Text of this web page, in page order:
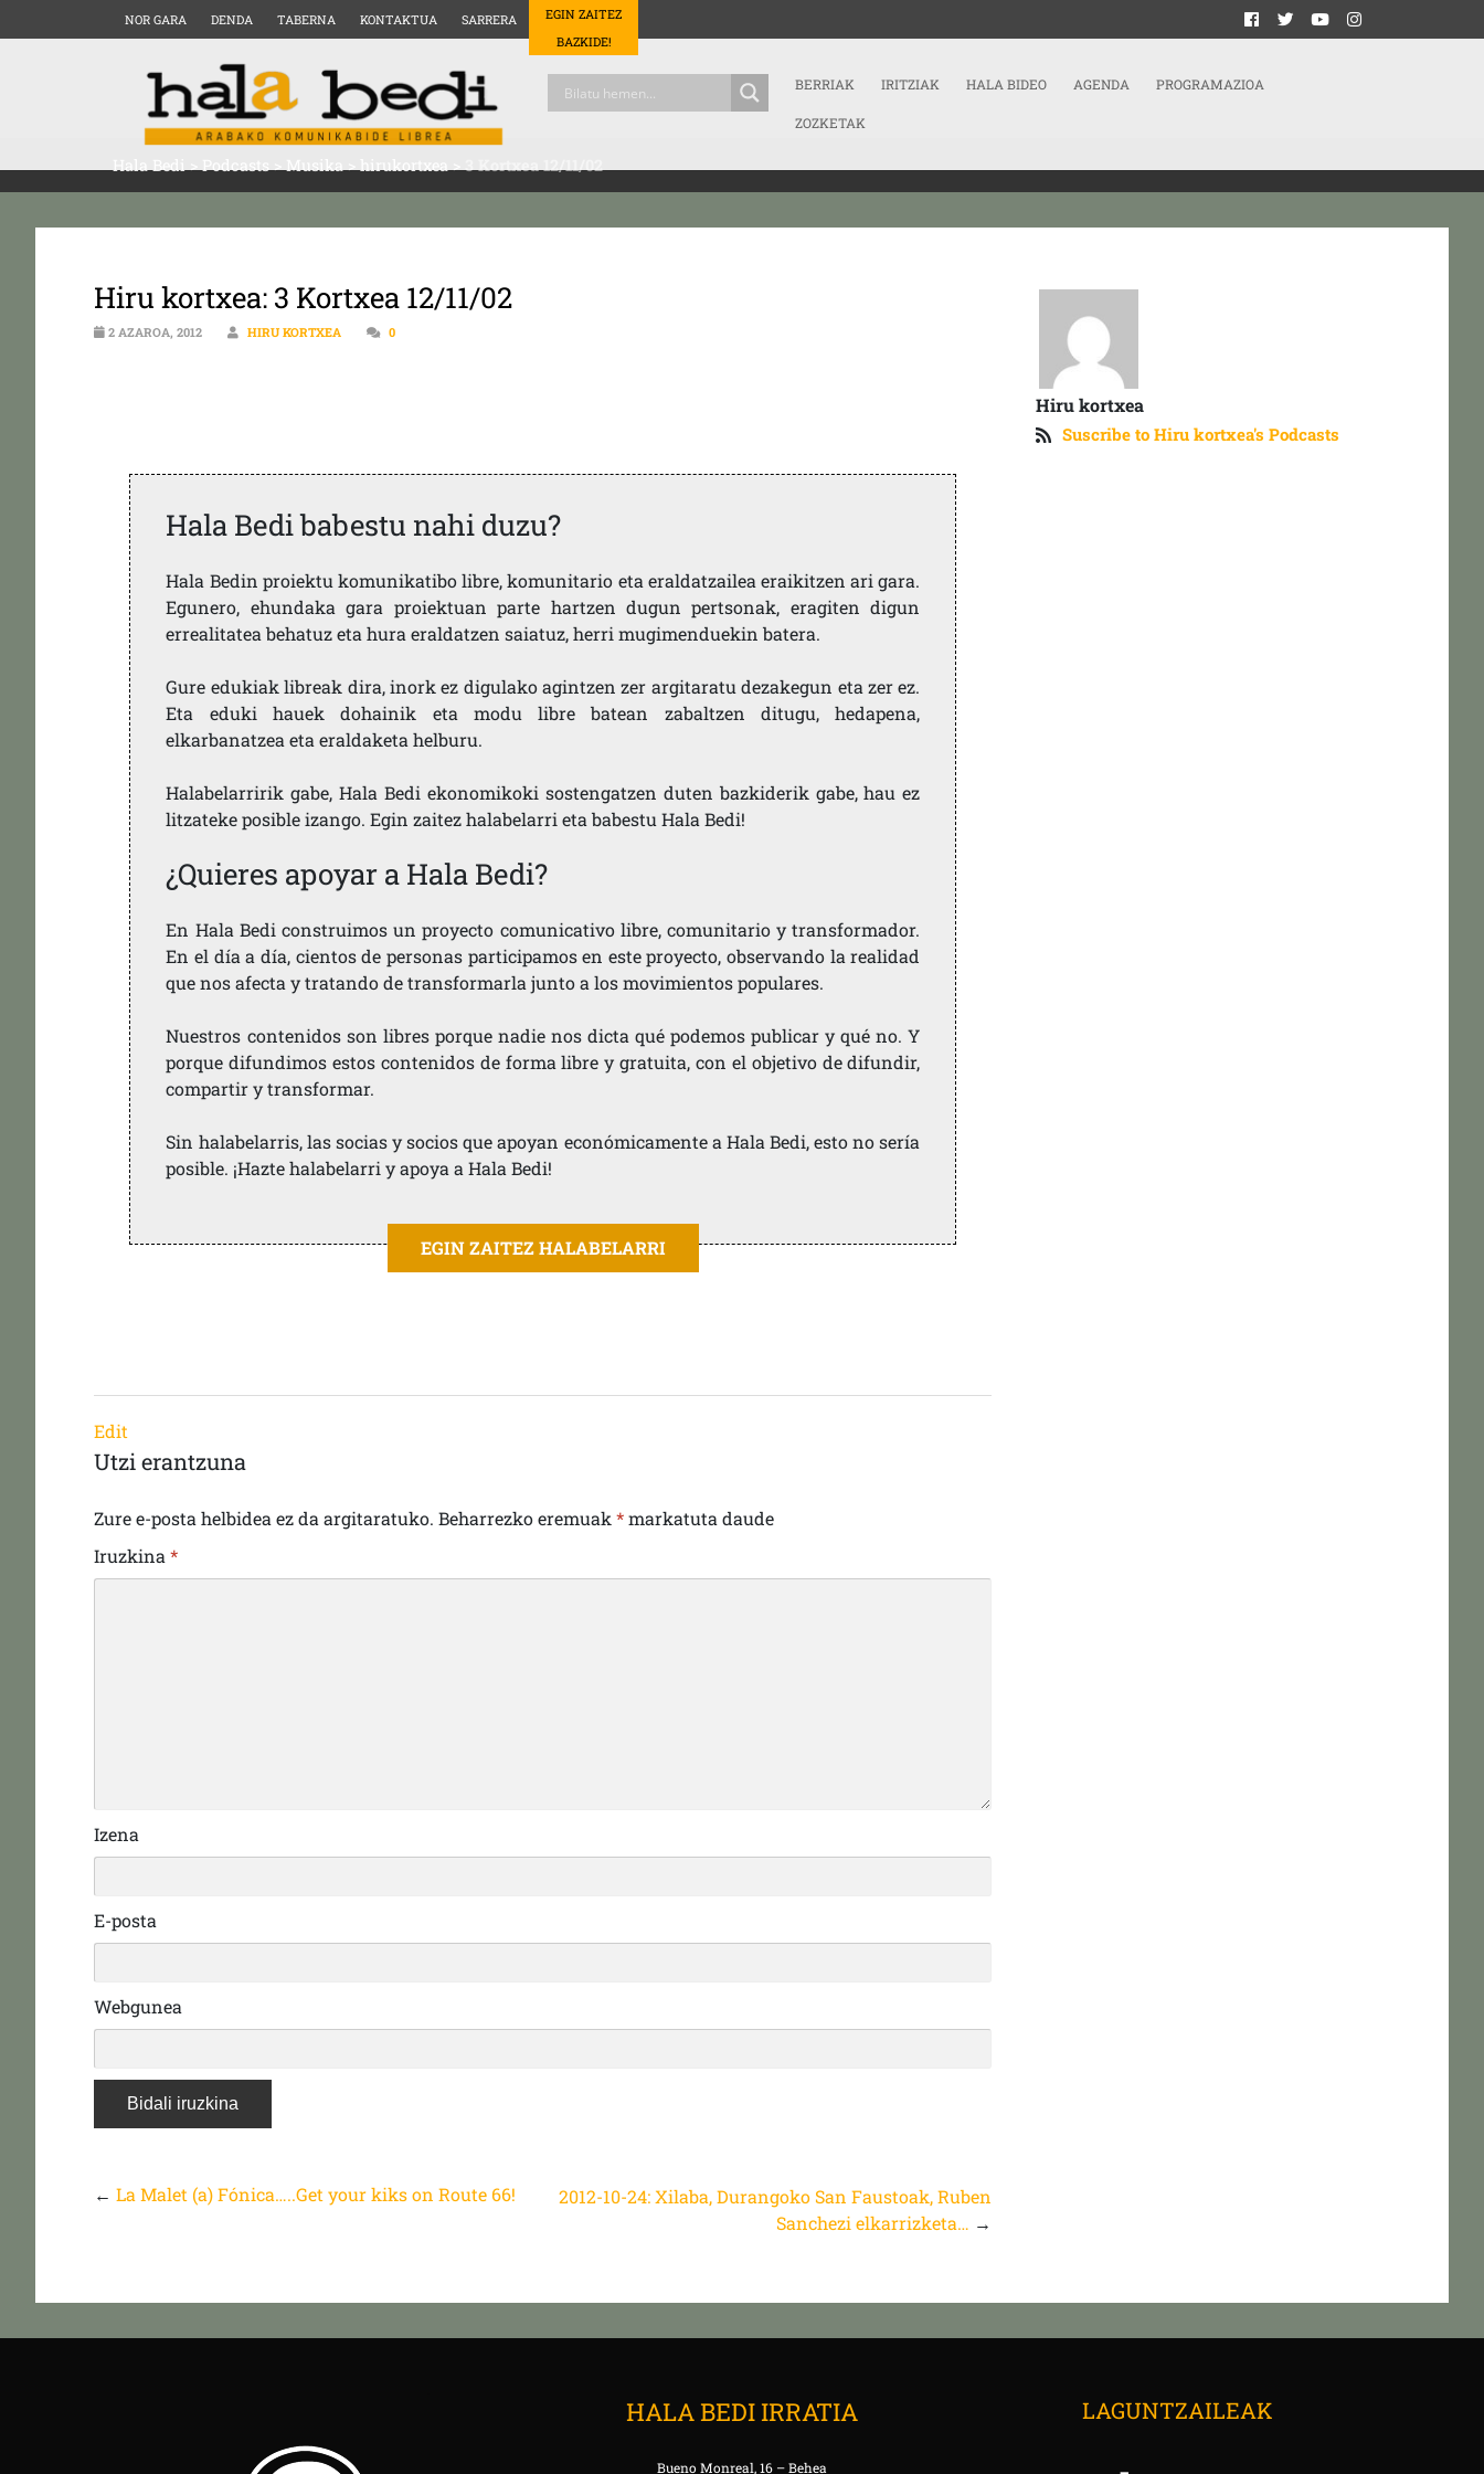
NOR GARA DENDA TABERNA KONTAKTUA SARRERA
EGIN ZAITEZ
BAZKIDE!
BERRIAK IRITZIAK HALA BIDEO AGENDA PROGRAMAZIOA
ZOZKETAK
Hala Bedi>Podcasts>Musika>hirukortxea>3 Kortxea 12/11/02
Hiru kortxea: 3 Kortxea 12/11/02
2 AZAROA, 2012 HIRU KORTXEA 0
Hala Bedi babestu nahi duzu?
Hala Bedin proiektu komunikatibo libre, komunitario eta eraldatzailea eraikitzen ari gara.
Egunero, ehundaka gara proiektuan parte hartzen dugun pertsonak, eragiten digun
errealitatea behatuz eta hura eraldatzen saiatuz, herri mugimenduekin batera.
Gure edukiak libreak dira, inork ez digulako agintzen zer argitaratu dezakegun eta zer ez.
Eta eduki hauek dohainik eta modu libre batean zabaltzen ditugu, hedapena,
elkarbanatzea eta eraldaketa helburu.
Halabelarririk gabe, Hala Bedi ekonomikoki sostengatzen duten bazkiderik gabe, hau ez
litzateke posible izango. Egin zaitez halabelarri eta babestu Hala Bedi!
¿Quieres apoyar a Hala Bedi?
En Hala Bedi construimos un proyecto comunicativo libre, comunitario y transformador.
En el día a día, cientos de personas participamos en este proyecto, observando la realidad
que nos afecta y tratando de transformarla junto a los movimientos populares.
Nuestros contenidos son libres porque nadie nos dicta qué podemos publicar y qué no. Y
porque difundimos estos contenidos de forma libre y gratuita, con el objetivo de difundir,
compartir y transformar.
Sin halabelarris, las socias y socios que apoyan económicamente a Hala Bedi, esto no sería
posible. ¡Hazte halabelarri y apoya a Hala Bedi!
EGIN ZAITEZ HALABELARRI
Edit
Utzi erantzuna
Zure e-posta helbidea ez da argitaratuko. Beharrezko eremuak*markatuta daude
Iruzkina*
Izena
E-posta
Webgunea
←La Malet (a) Fónica…..Get your kiks on Route 66!
2012-10-24: Xilaba, Durangoko San Faustoak, Ruben
Sanchezi elkarrizketa… →
Hiru kortxea
Suscribe to Hiru kortxea's Podcasts
HALA BEDI IRRATIA
Bueno Monreal, 16 – Behea
LAGUNTZAILEAK